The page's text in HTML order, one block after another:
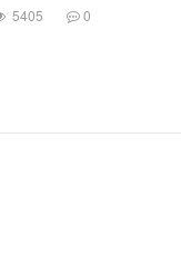
5405 0